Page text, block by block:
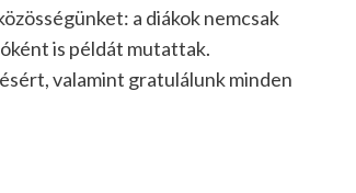
a diákok nemcsak
is példát mutattak.
valamint gratulálunk minden